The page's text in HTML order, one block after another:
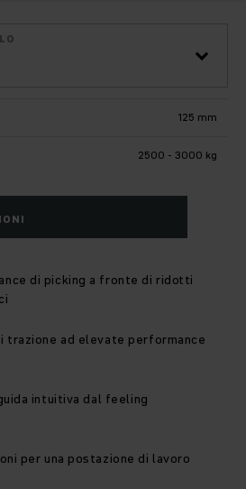
125 mm
2500 - 3000 kg
di picking a fronte di ridotti
trazione ad elevate performance
intuitiva dal feeling
per una postazione di lavoro